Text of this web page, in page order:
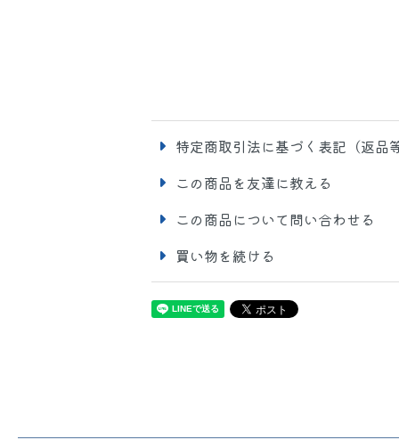
特定商取引法に基づく表記（返品
この商品を友達に教える
この商品について問い合わせる
買い物を続ける